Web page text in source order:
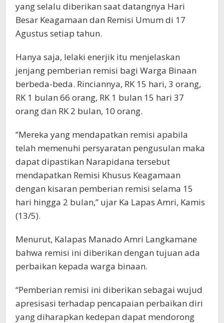
yang selalu diberikan saat datangnya Hari
Besar Keagamaan dan Remisi Umum di 17
Agustus setiap tahun.
Hanya saja, lelaki enerjik itu menjelaskan
jenjang pemberian remisi bagi Warga Binaan
berbeda-beda. Rinciannya, RK 15 hari, 3 orang,
RK 1 bulan 66 orang, RK 1 bulan 15 hari 37
orang dan RK 2 bulan, 10 orang.
‘’Mereka yang mendapatkan remisi apabila
telah memenuhi persyaratan pengusulan maka
dapat dipastikan Narapidana tersebut
mendapatkan Remisi Khusus Keagamaan
dengan kisaran pemberian remisi selama 15
hari hingga 2 bulan,’’ ujar Ka Lapas Amri, Kamis
(13/5).
Menurut, Kalapas Manado Amri Langkamane
bahwa remisi ini diberikan dengan tujuan ada
perbaikan kepada warga binaan.
“Pemberian remisi ini diberikan sebagai wujud
apresisasi terhadap pencapaian perbaikan diri
yang diharapkan kedepan dapat mendorong